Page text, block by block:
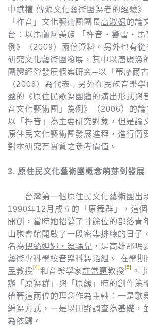
中賦權-傳源文化藝術團舞者的經驗
「杵音」文化藝術團團長高淑娟的論
台：以馬蘭阿美族 「杵音‧響雷‧馬
例》（2009）兩份資料。另外也有從
研究文化藝術團發展，其中以唐硯漁
團體經營發展個案研究─以「蒂摩爾
（2008）為代表；另外在民族音樂
盈的《原住民歌舞團體的演出形式與
音文化藝術團」為例》（2006）的
以「杵音」為主要研究對象，但是論
原住民文化藝術團發展進程，進行簡
對本研究有實質之參考價值。
3. 原住民文化藝術團概念萌芽到發展
台灣第一個原住民文化藝術團出
1990年12月成立的「原舞群」，這
開創，當時她招募了廿餘位的部落青
山胞會館開啟了一段密集排練的日子。
名為伊絲妲娜・舞瑪兒 ，是高雄那瑪
藝術專科學校音樂科舞蹈組。 在學期
民教授 [4] 和音樂學家許常惠教授 [5] 。
辦「原舞群」與「原緣」時的創作策
帶著這兩位的理念作為主軸：一是歌
編舞方式，一是以田野調查為基礎，
為依歸。